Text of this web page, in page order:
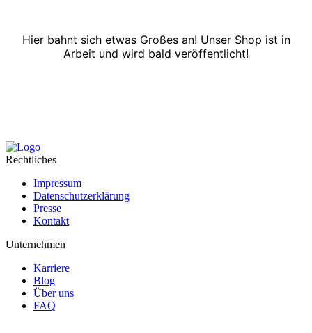
Hier bahnt sich etwas Großes an! Unser Shop ist in
Arbeit und wird bald veröffentlicht!
Rechtliches
Impressum
Datenschutzerklärung
Presse
Kontakt
Unternehmen
Karriere
Blog
Über uns
FAQ